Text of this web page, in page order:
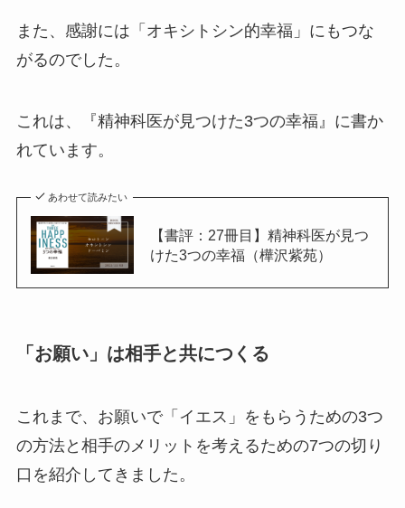
また、感謝には「オキシトシン的幸福」にもつな
がるのでした。
これは、『精神科医が見つけた3つの幸福』に書か
れています。
あわせて読みたい
【書評：27冊目】精神科医が見つ
けた3つの幸福（樺沢紫苑）
「お願い」は相手と共につくる
これまで、お願いで「イエス」をもらうための3つ
の方法と相手のメリットを考えるための7つの切り
口を紹介してきました。